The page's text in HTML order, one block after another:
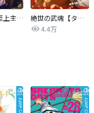
レベル至上主義【タテヨミ】
絶世の武魂【タテヨミ】
4.4万